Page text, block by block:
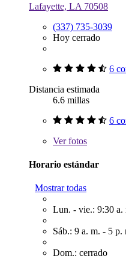
Lafayette, LA 70508
(337) 735-3039
Hoy cerrado
6
Distancia estimada
6.6 millas
6
Verfotos
Horario estándar
Mostrar todas
Lun. - vie.: 9:30 a.
Sáb.: 9 a. m. - 5 p.
Dom.: cerrado